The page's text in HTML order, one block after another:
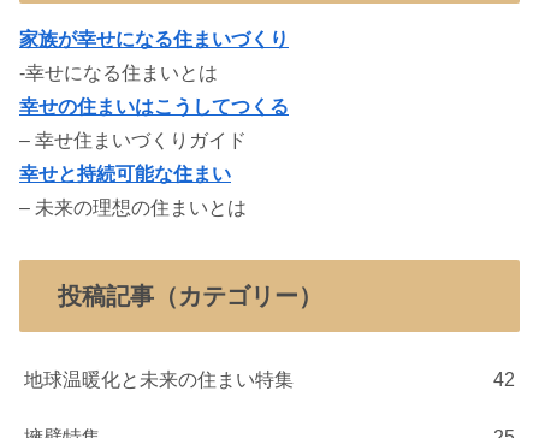
家族が幸せになる住まいづくり
-幸せになる住まいとは
幸せの住まいはこうしてつくる
– 幸せ住まいづくりガイド
幸せと持続可能な住まい
– 未来の理想の住まいとは
投稿記事（カテゴリー）
地球温暖化と未来の住まい特集 42